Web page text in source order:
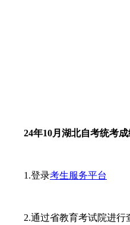
24年10月湖北自考统考
1.登录考生服务平台
2.通过省教育考试院进行